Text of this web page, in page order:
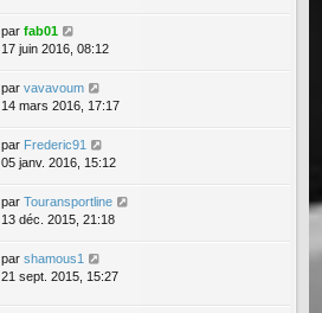
par fab01
17 juin 2016, 08:12
par vavavoum
14 mars 2016, 17:17
par Frederic91
05 janv. 2016, 15:12
par Touransportline
13 déc. 2015, 21:18
par shamous1
21 sept. 2015, 15:27